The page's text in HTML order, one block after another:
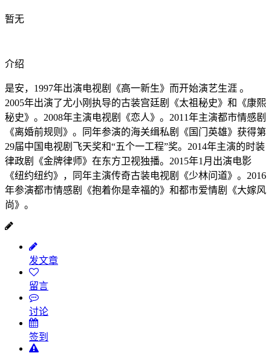
暂无
介绍
是安，1997年出演电视剧《高一新生》而开始演艺生涯 。
2005年出演了尤小刚执导的古装宫廷剧《太祖秘史》和《康熙
秘史》。2008年主演电视剧《恋人》。2011年主演都市情感剧
《离婚前规则》。同年参演的海关缉私剧《国门英雄》获得第
29届中国电视剧飞天奖和“五个一工程”奖。2014年主演的时装
律政剧《金牌律师》在东方卫视独播。2015年1月出演电影
《纽约纽约》，同年主演传奇古装电视剧《少林问道》。2016
年参演都市情感剧《抱着你是幸福的》和都市爱情剧《大嫁风
尚》。
发文章
留言
讨论
签到